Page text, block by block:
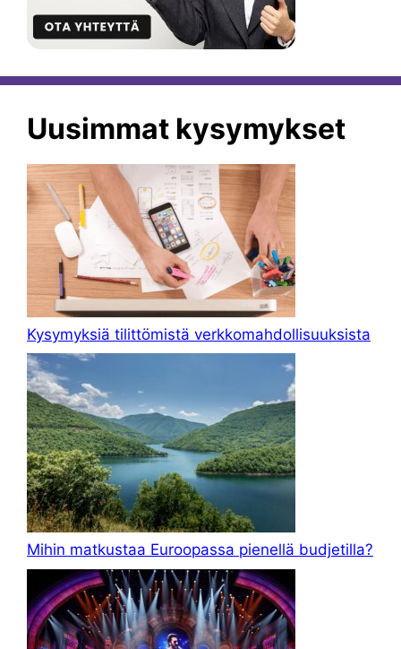
Uusimmat kysymykset
Kysymyksiä tilittömistä verkkomahdollisuuksista
Mihin matkustaa Euroopassa pienellä budjetilla?